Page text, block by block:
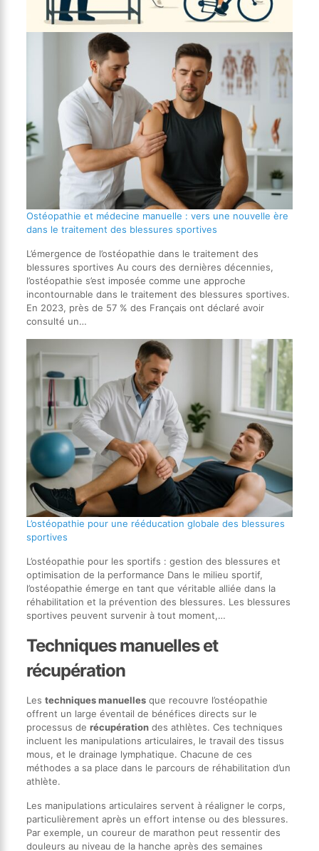
Ostéopathie et médecine manuelle : vers une nouvelle ère
dans le traitement des blessures sportives
L’émergence de l’ostéopathie dans le traitement des
blessures sportives Au cours des dernières décennies,
l’ostéopathie s’est imposée comme une approche
incontournable dans le traitement des blessures sportives.
En 2023, près de 57 % des Français ont déclaré avoir
consulté un…
L’ostéopathie pour une rééducation globale des blessures
sportives
L’ostéopathie pour les sportifs : gestion des blessures et
optimisation de la performance Dans le milieu sportif,
l’ostéopathie émerge en tant que véritable alliée dans la
réhabilitation et la prévention des blessures. Les blessures
sportives peuvent survenir à tout moment,…
Techniques manuelles et
récupération
Les techniques manuellesque recouvre l’ostéopathie
offrent un large éventail de bénéfices directs sur le
processus de récupérationdes athlètes. Ces techniques
incluent les manipulations articulaires, le travail des tissus
mous, et le drainage lymphatique. Chacune de ces
méthodes a sa place dans le parcours de réhabilitation d’un
athlète.
Les manipulations articulaires servent à réaligner le corps,
particulièrement après un effort intense ou des blessures.
Par exemple, un coureur de marathon peut ressentir des
douleurs au niveau de la hanche après des semaines